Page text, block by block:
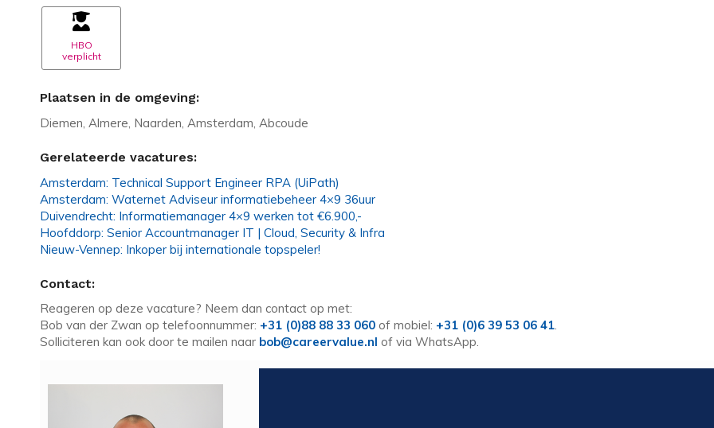
HBO
verplicht
Plaatsen in de omgeving:
Diemen, Almere, Naarden, Amsterdam, Abcoude
Gerelateerde vacatures:
Amsterdam: Technical Support Engineer RPA (UiPath)
Amsterdam: Waternet Adviseur informatiebeheer 4×9 36uur
Duivendrecht: Informatiemanager 4×9 werken tot €6.900,-
Hoofddorp: Senior Accountmanager IT | Cloud, Security & Infra
Nieuw-Vennep: Inkoper bij internationale topspeler!
Contact:
Reageren op deze vacature? Neem dan contact op met:
Bob van der Zwan op telefoonnummer: +31 (0)88 88 33 060 of mobiel: +31 (0)6 39 53 06 41.
Solliciteren kan ook door te mailen naar bob@careervalue.nl of via WhatsApp.